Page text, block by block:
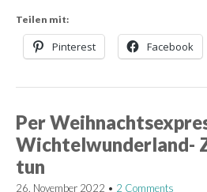
Teilen mit:
Pinterest Facebook
Per
Wichtelwunderland-
tun
26. November 2022 • 2 Comments